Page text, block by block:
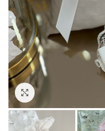
Click to enlarge